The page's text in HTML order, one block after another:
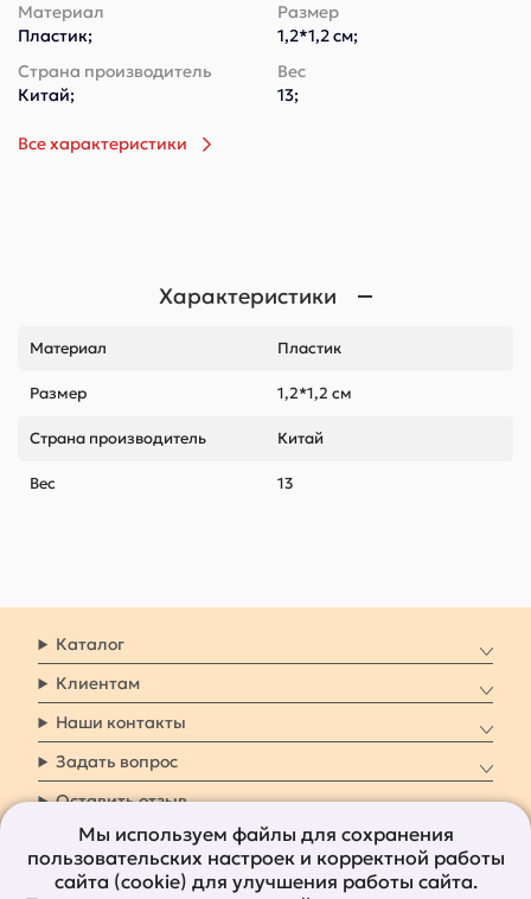
Материал
Пластик;
Размер
1,2*1,2 см;
Страна производитель
Китай;
Вес
13;
Все характеристики
Характеристики
Материал Пластик
Размер 1,2*1,2 см
Страна производитель Китай
Вес 13
Каталог
Клиентам
Наши контакты
Задать вопрос
Оставить отзыв
8 800 7009 161 Заказать звонок
Мы используем файлы для сохранения
пользовательских настроек и корректной работы
сайта (cookie) для улучшения работы сайта.